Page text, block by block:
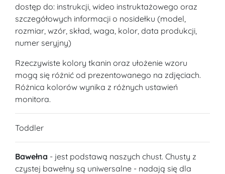
dostęp do: instrukcji, wideo instruktażowego oraz
szczegółowych informacji o nosidełku (model,
rozmiar, wzór, skład, waga, kolor, data produkcji,
numer seryjny)
Rzeczywiste kolory tkanin oraz ułożenie wzoru
mogą się różnić od prezentowanego na zdjęciach.
Różnica kolorów wynika z różnych ustawień
monitora.
Toddler
Bawełna - jest podstawą naszych chust. Chusty z
czystej bawełny są uniwersalne - nadają się dla